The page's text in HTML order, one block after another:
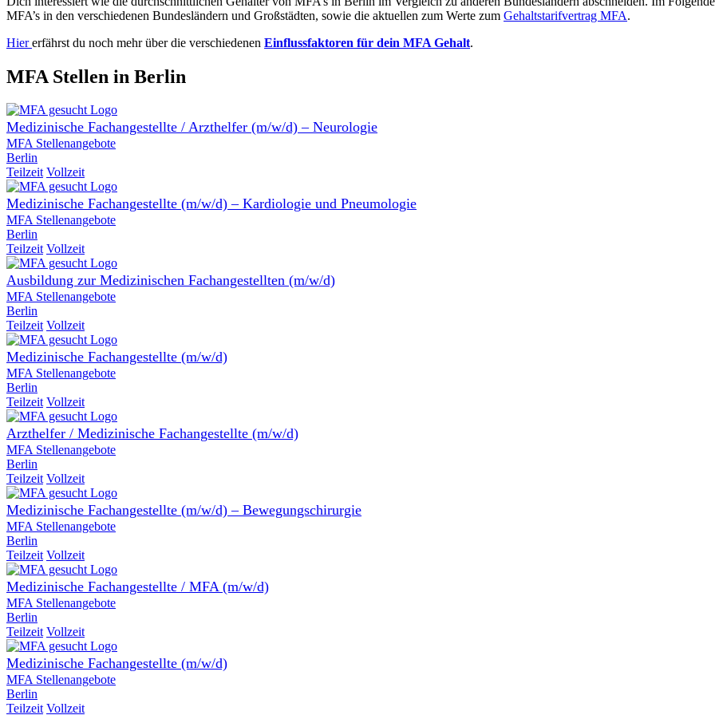
MFA’s in den verschiedenen Bundesländern und Großstädten, sowie die aktuellen zum Werte zum Gehaltstarifvertrag MFA.
Hiererfährst du noch mehr über die verschiedenen Einflussfaktoren für dein MFA Gehalt.
MFA Stellen in Berlin
Medizinische Fachangestellte / Arzthelfer (m/w/d) – Neurologie
MFA Stellenangebote
Berlin
Teilzeit Vollzeit
Medizinische Fachangestellte (m/w/d) – Kardiologie und Pneumologie
MFA Stellenangebote
Berlin
Teilzeit Vollzeit
Ausbildung zur Medizinischen Fachangestellten (m/w/d)
MFA Stellenangebote
Berlin
Teilzeit Vollzeit
Medizinische Fachangestellte (m/w/d)
MFA Stellenangebote
Berlin
Teilzeit Vollzeit
Arzthelfer / Medizinische Fachangestellte (m/w/d)
MFA Stellenangebote
Berlin
Teilzeit Vollzeit
Medizinische Fachangestellte (m/w/d) – Bewegungschirurgie
MFA Stellenangebote
Berlin
Teilzeit Vollzeit
Medizinische Fachangestellte / MFA (m/w/d)
MFA Stellenangebote
Berlin
Teilzeit Vollzeit
Medizinische Fachangestellte (m/w/d)
MFA Stellenangebote
Berlin
Teilzeit Vollzeit